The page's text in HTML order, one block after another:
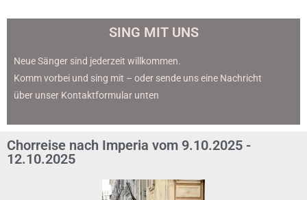
SING MIT UNS
Neue Sänger sind jederzeit willkommen.
Komm vorbei und sing mit – oder sende uns eine Nachricht
über unser Kontaktformular unten
Chorreise nach Imperia vom 9.10.2025 -
12.10.2025